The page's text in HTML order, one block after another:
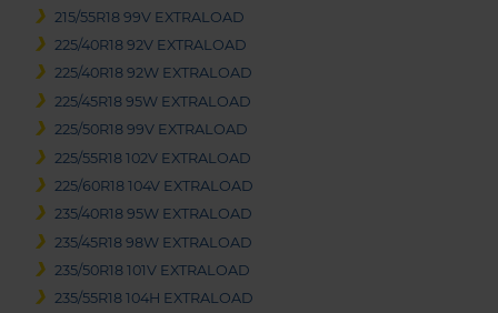
215/55R18 99V EXTRALOAD
225/40R18 92V EXTRALOAD
225/40R18 92W EXTRALOAD
225/45R18 95W EXTRALOAD
225/50R18 99V EXTRALOAD
225/55R18 102V EXTRALOAD
225/60R18 104V EXTRALOAD
235/40R18 95W EXTRALOAD
235/45R18 98W EXTRALOAD
235/50R18 101V EXTRALOAD
235/55R18 104H EXTRALOAD